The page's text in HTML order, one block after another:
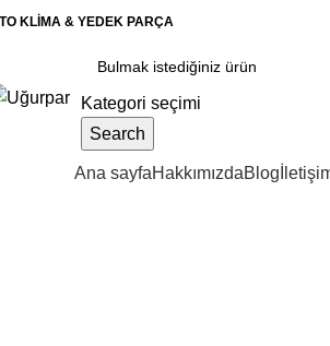
KLİMA & YEDEK PARÇA
Kategori seçimi
Search
Ana sayfaHakkımızdaBlog